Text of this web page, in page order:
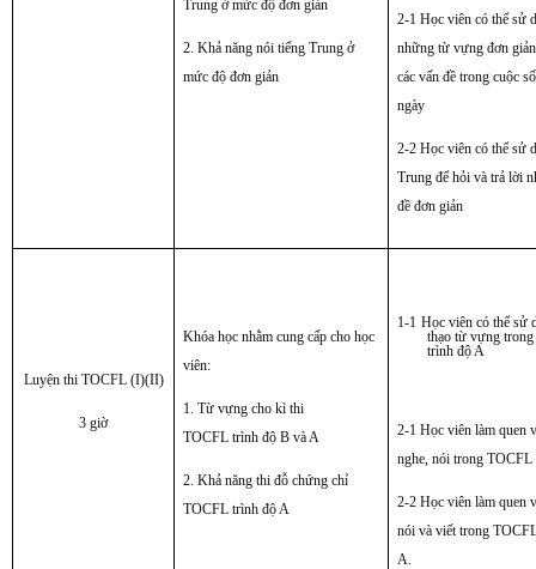
Trung ở mức độ đơn giản
2. Khả năng nói tiếng Trung ở
mức độ đơn giản
2-1 Học viên có thể sử
những từ vựng đơn
các vấn đề trong cuộc
ngày
2-2 Học viên có thể sử
Trung để hỏi và trả lời
đề đơn giản
Luyện thi TOCFL (I)(II)
3 giờ
Khóa học nhằm cung cấp cho học
viên:
1. Từ vựng cho kì thi
TOCFL trình độ B và A
2. Khả năng thi đỗ chứng chỉ
TOCFL trình độ A
1-1 Học viên có thể sử
thạo từ vựng
trình độ A
2-1 Học viên làm quen
nghe, nói trong
2-2 Học viên làm quen
nói và viết trong
A.